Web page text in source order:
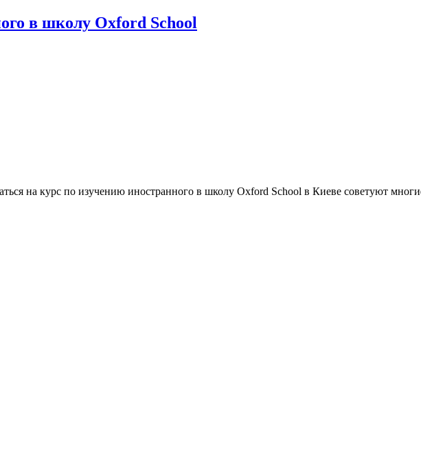
в школу Oxford School
на курс по изучению иностранного в школу Oxford School в Киеве советуют